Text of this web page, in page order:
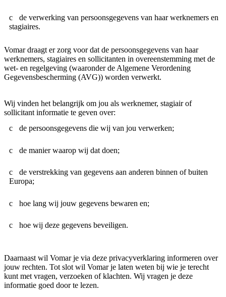
de verwerking van persoonsgegevens van haar werknemers en
stagiaires.
Vomar draagt er zorg voor dat de persoonsgegevens van haar
werknemers, stagiaires en sollicitanten in overeenstemming met de
wet- en regelgeving (waaronder de Algemene Verordening
Gegevensbescherming (AVG)) worden verwerkt.
Wij vinden het belangrijk om jou als werknemer, stagiair of
sollicitant informatie te geven over:
de persoonsgegevens die wij van jou verwerken;
de manier waarop wij dat doen;
de verstrekking van gegevens aan anderen binnen of buiten
Europa;
hoe lang wij jouw gegevens bewaren en;
hoe wij deze gegevens beveiligen.
Daarnaast wil Vomar je via deze privacyverklaring informeren over
jouw rechten. Tot slot wil Vomar je laten weten bij wie je terecht
kunt met vragen, verzoeken of klachten. Wij vragen je deze
informatie goed door te lezen.